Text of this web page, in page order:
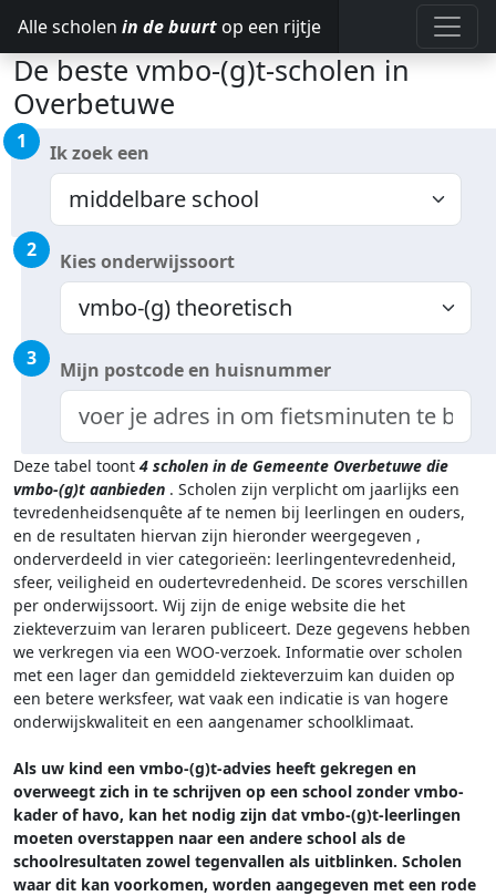
Alle scholen in de buurt op een rijtje
De beste vmbo-(g)t-scholen in
Overbetuwe
1 Ik zoek een
2 Kies onderwijssoort
3 Mijn postcode en huisnummer
Deze tabel toont 4 scholen in de Gemeente Overbetuwe die
vmbo-(g)t aanbieden . Scholen zijn verplicht om jaarlijks een
tevredenheidsenquête af te nemen bij leerlingen en ouders,
en de resultaten hiervan zijn hieronder weergegeven ,
onderverdeeld in vier categorieën: leerlingentevredenheid,
sfeer, veiligheid en oudertevredenheid. De scores verschillen
per onderwijssoort. Wij zijn de enige website die het
ziekteverzuim van leraren publiceert. Deze gegevens hebben
we verkregen via een WOO-verzoek. Informatie over scholen
met een lager dan gemiddeld ziekteverzuim kan duiden op
een betere werksfeer, wat vaak een indicatie is van hogere
onderwijskwaliteit en een aangenamer schoolklimaat.
Als uw kind een vmbo-(g)t-advies heeft gekregen en
overweegt zich in te schrijven op een school zonder vmbo-
kader of havo, kan het nodig zijn dat vmbo-(g)t-leerlingen
moeten overstappen naar een andere school als de
schoolresultaten zowel tegenvallen als uitblinken. Scholen
waar dit kan voorkomen, worden aangegeven met een rode